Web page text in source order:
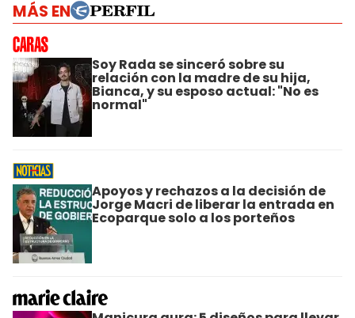
MÁS EN
Soy Rada se sinceró sobre su
relación con la madre de su hija,
Bianca, y su esposo actual: "No es
normal"
Apoyos y rechazos a la decisión de
Jorge Macri de liberar la entrada en
Ecoparque solo a los porteños